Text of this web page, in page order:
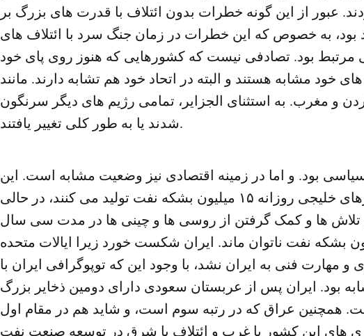
عبور از این گونه خطرات بدون ائتلاف با قدرت های بزرگ بر
به خصوص که این خطرات در زمان جنگ سرد با ائتلاف های
مرتبط بود. تصادفی نیست که کشورهایی که هنوز روی پای خود
خود مشابه هستند و البته در اتحاد خود هم تشابه دارند. مانند
و مغرب. به استثنای الجزایر، تمامی رژیم های دیگر سرنگون
شدند یا به طور کلی تغییر یافتند.
بود. و اما در زمینه اقتصادی نیز وضعیت مشابه است. این
تصادفی نیست که کشورهای خلیجی روزانه ۱۵ میلیون بشکه نفت تولید می کنند، در حالی
تلاش ها و کمک گرفتن از روسی ها و چینی ها در مدت سی سال
بیش از ۳ میلیون بشکه نفت ناتوان ماند. ایران شکست خورد زیرا ایالات متحده
و مهارت فنی به ایران نشد، با وجود این که توپوگرافی ایران با
بود. ایران پس از عربستان سعودی دارای دومین ذخایر بزرگ
همچنین عراق که در رتبه سوم است، و شاید هم در مقام اول
های این کشور با غرب و ائتلاف با شرق در توسعه صنعت نفت